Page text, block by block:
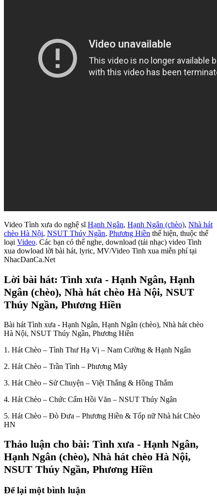
Video Tình xưa do nghệ sĩHạnh Ngân, Hạnh Ngân (chèo), Nhà hát
chèo Hà Nội, NSUT Thúy Ngần, Phương Hiền thể hiện, thuộc thể
loại Video. Các bạn có thể nghe, download (tải nhạc) video Tinh
xua dowload lời bài hát, lyric, MV/Video Tinh xua miễn phí tại
NhacDanCa.Net
Lời bài hát: Tình xưa - Hạnh Ngân, Hạnh
Ngân (chèo), Nhà hát chèo Hà Nội, NSUT
Thúy Ngần, Phương Hiền
Bài hát Tình xưa - Hạnh Ngân, Hạnh Ngân (chèo), Nhà hát chèo
Hà Nội, NSUT Thúy Ngần, Phương Hiền
1. Hát Chèo – Tình Thư Hạ Vị – Nam Cường & Hạnh Ngân
2. Hát Chèo – Trần Tình – Phương Mây
3. Hát Chèo – Sử Chuyện – Việt Thắng & Hồng Thắm
4. Hát Chèo – Chức Cẩm Hồi Văn – NSUT Thúy Ngân
5. Hát Chèo – Đò Đưa – Phương Hiền & Tốp nữ Nhà hát Chèo
HN
Thảo luận cho bài: Tình xưa - Hạnh Ngân,
Hạnh Ngân (chèo), Nhà hát chèo Hà Nội,
NSUT Thúy Ngần, Phương Hiền
Để lại một bình luận